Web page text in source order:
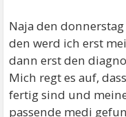
Naja den
den werd ich erst
dann erst den
Mich regt es auf,
fertig sind und
passende medi